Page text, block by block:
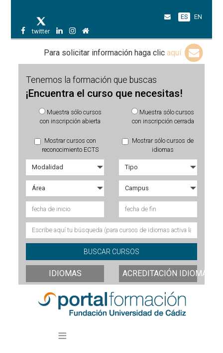
twitter
ES EN
Para solicitar información haga clic aquí
Tenemos la formación que buscas
¡Encuentra el curso que necesitas!
Muestra sólo cursos
con inscripción abierta
Muestra sólo cursos
con inscripción cerrada
Mostrar cursos con
reconocimiento ECTS
Mostrar sólo cursos de
idiomas
IDIOMAS ACREDITACIÓN IDIOMAS